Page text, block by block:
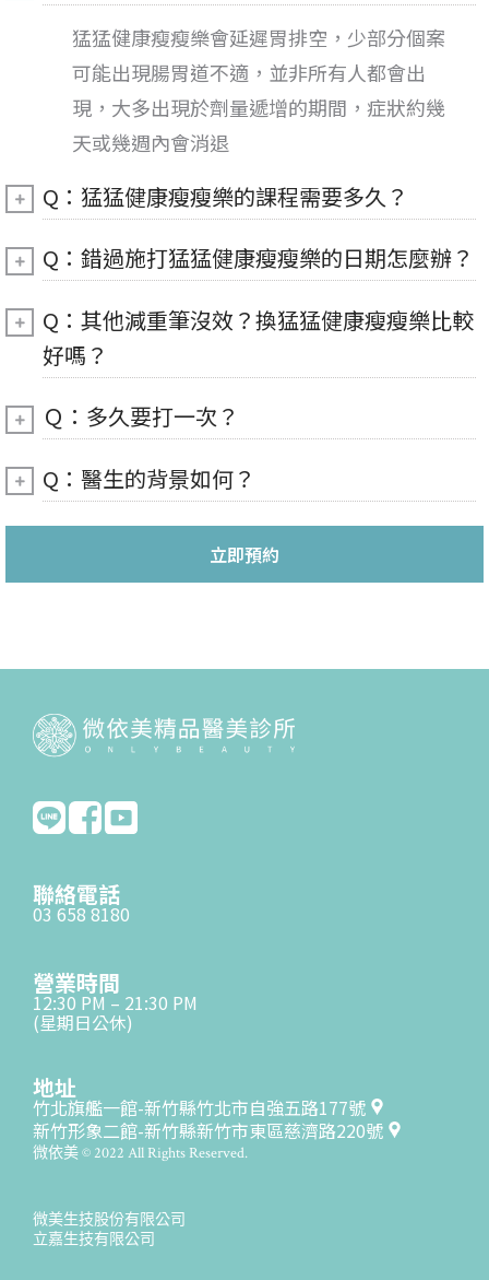
猛猛健康瘦瘦樂會延遲胃排空，少部分個案
可能出現腸胃道不適，並非所有人都會出
現，大多出現於劑量遞增的期間，症狀約幾
天或幾週內會消退
Q：猛猛健康瘦瘦樂的課程需要多久？
Q：錯過施打猛猛健康瘦瘦樂的日期怎麼辦？
Q：其他減重筆沒效？換猛猛健康瘦瘦樂比較
好嗎？
Ｑ：多久要打一次？
Q：醫生的背景如何？
立即預約
聯絡電話
03 658 8180
營業時間
12:30 PM – 21:30 PM
(星期日公休)
地址
竹北旗艦一館-新竹縣竹北市自強五路177號
新竹形象二館-新竹縣新竹市東區慈濟路220號
微依美 © 2022 All Rights Reserved.
微美生技股份有限公司
立嘉生技有限公司